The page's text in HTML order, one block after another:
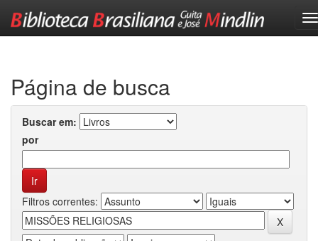
Página de busca
Buscar em:
por
Filtros correntes: